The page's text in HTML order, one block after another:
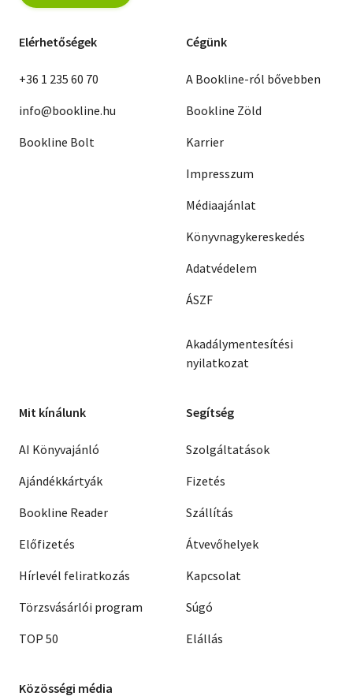
Elérhetőségek
+36 1 235 60 70
info@bookline.hu
Bookline Bolt
Cégünk
A Bookline-ról bővebben
Bookline Zöld
Karrier
Impresszum
Médiaajánlat
Könyvnagykereskedés
Adatvédelem
ÁSZF
Akadálymentesítési
nyilatkozat
Mit kínálunk
AI Könyvajánló
Ajándékkártyák
Bookline Reader
Előfizetés
Hírlevél feliratkozás
Törzsvásárlói program
TOP 50
Segítség
Szolgáltatások
Fizetés
Szállítás
Átvevőhelyek
Kapcsolat
Súgó
Elállás
Közösségi média